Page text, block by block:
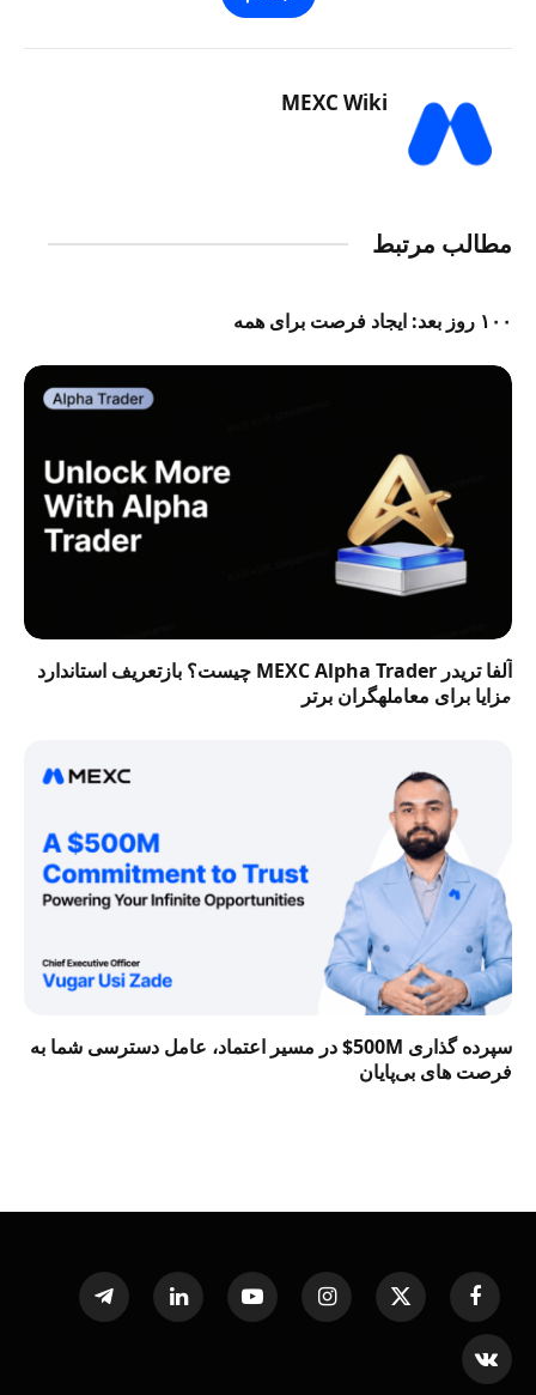
MEXC Wiki
مطالب مرتبط
۱۰۰ روز بعد: ایجاد فرصت برای همه
آلفا تریدر MEXC Alpha Trader چیست؟ بازتعریف استاندارد
مزایا برای معاملهگران برتر
سپرده گذاری 500M$ در مسیر اعتماد، عامل دسترسی شما به
فرصت‌ های بی‌پایان
Facebook
X
(Twitter)
Instagram
YouTube
LinkedIn
Telegram
VKontakte